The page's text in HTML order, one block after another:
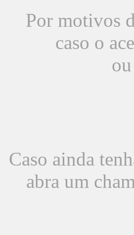
Por motivos
caso o
Caso ainda
abra um